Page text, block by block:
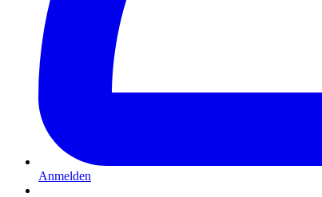
Anmelden